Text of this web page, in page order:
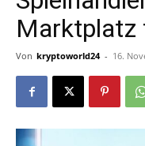
Marktplatz
Von kryptoworld24 - 16.